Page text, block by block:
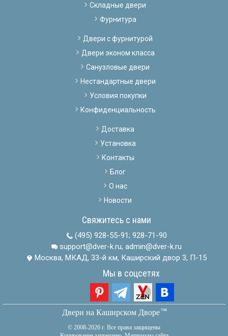
Складные двери
Фурнитура
Двери с фурнитурой
Двери эконом класса
Санузловые двери
Нестандартные двери
Условия покупки
Конфиденциальность
Доставка
Установка
Контакты
Блог
О нас
Новости
Свяжитесь с нами
(495) 928-55-91; 928-71-90
support@dver-k.ru, admin@dver-k.ru
Москва, МКАД, 33-й км, Каширский двор 3, П-15
Мы в соцсетях
Двери на Каширском Дворетм
© 2008-2026 г. Все права защищены